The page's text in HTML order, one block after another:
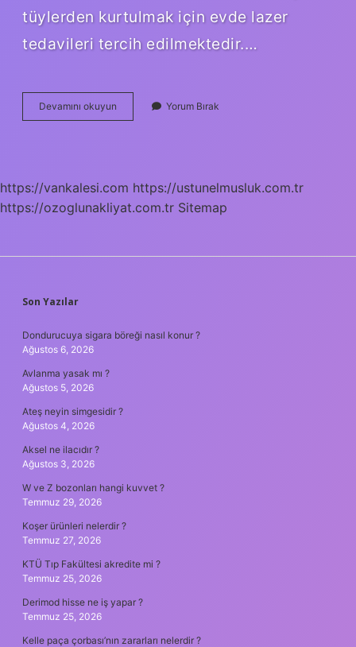
tüylerden kurtulmak için evde lazer
tedavileri tercih edilmektedir.…
Devamını okuyun
Bitki
Yorum Bırak
https://vankalesi.com https://ustunelmusluk.com.tr
https://ozoglunakliyat.com.tr Sitemap
SIDEBAR
Son Yazılar
Dondurucuya sigara böreği nasıl konur ?
Ağustos 6, 2026
Avlanma yasak mı ?
Ağustos 5, 2026
Ateş neyin simgesidir ?
Ağustos 4, 2026
Aksel ne ilacıdır ?
Ağustos 3, 2026
W ve Z bozonları hangi kuvvet ?
Temmuz 29, 2026
Koşer ürünleri nelerdir ?
Temmuz 27, 2026
KTÜ Tıp Fakültesi akredite mi ?
Temmuz 25, 2026
Derimod hisse ne iş yapar ?
Temmuz 25, 2026
Kelle paça çorbası’nın zararları nelerdir ?